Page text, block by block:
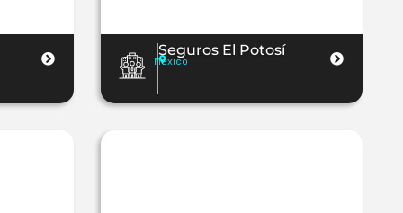
Seguros El Potosí
México